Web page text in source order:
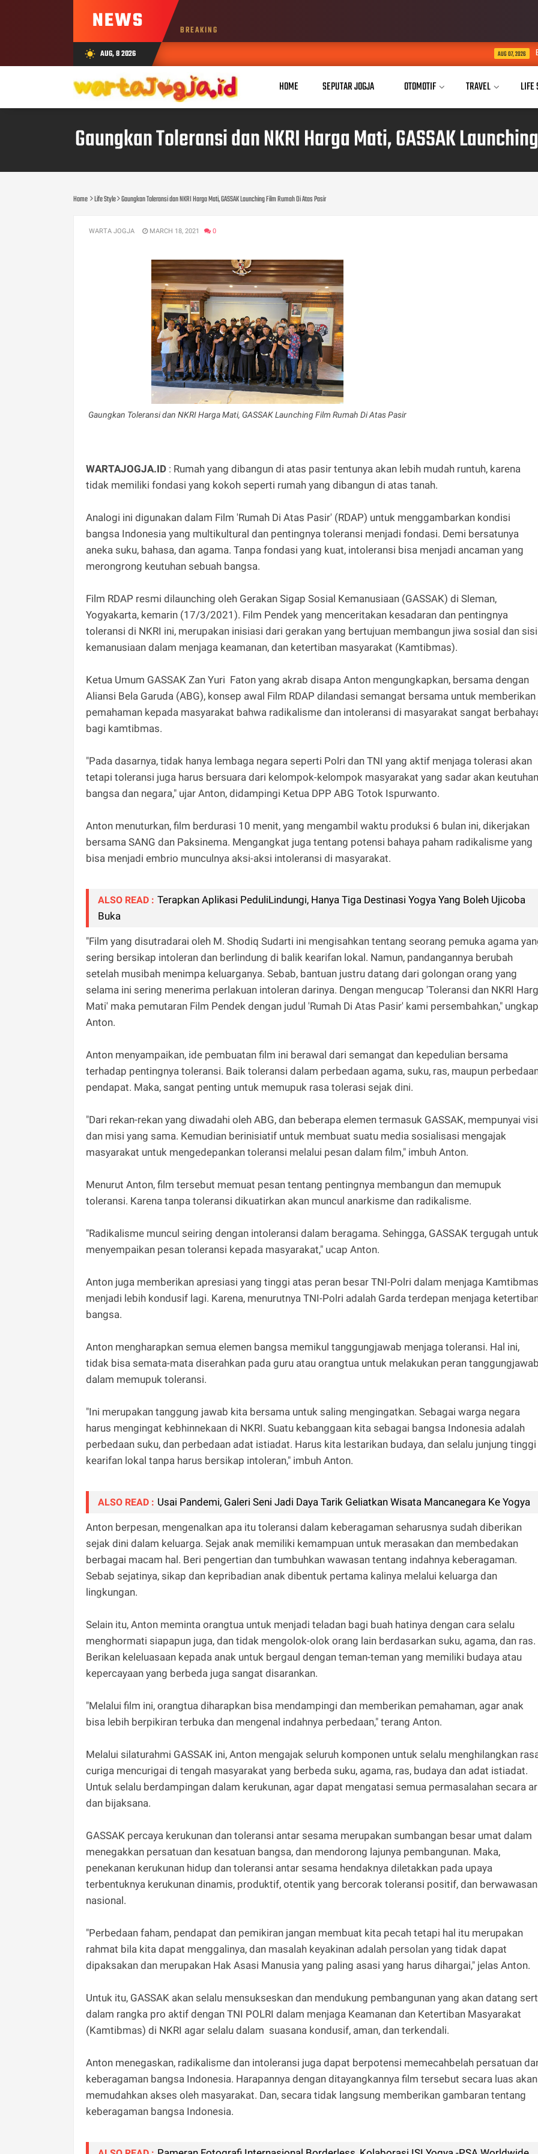
NEWS BREAKING
wb_sunny AUG, 8 2026 Buka Akses
HOME SEPUTAR JOGJA OTOMOTIF TRAVEL LIFE
Gaungkan Toleransi dan NKRI Harga Mati, GASSAK
Home Life Style Gaungkan Toleransi dan NKRI Harga Mati, GASSAK Launching Film Rumah Di Atas Pasir
WARTA JOGJA MARCH 18, 2021 0
Gaungkan Toleransi dan NKRI Harga Mati, GASSAK Launching Film Rumah Di Atas Pasir
WARTAJOGJA.ID : Rumah yang dibangun di atas pasir tentunya akan lebih mudah runtuh, karena
tidak memiliki fondasi yang kokoh seperti rumah yang dibangun di atas tanah.
Analogi ini digunakan dalam Film 'Rumah Di Atas Pasir' (RDAP) untuk menggambarkan kondisi
bangsa Indonesia yang multikultural dan pentingnya toleransi menjadi fondasi. Demi bersatunya
aneka suku, bahasa, dan agama. Tanpa fondasi yang kuat, intoleransi bisa menjadi ancaman yang
merongrong keutuhan sebuah bangsa.
Film RDAP resmi dilaunching oleh Gerakan Sigap Sosial Kemanusiaan (GASSAK) di Sleman,
Yogyakarta, kemarin (17/3/2021). Film Pendek yang menceritakan kesadaran dan pentingnya
toleransi di NKRI ini, merupakan inisiasi dari gerakan yang bertujuan membangun jiwa sosial dan sisi
kemanusiaan dalam menjaga keamanan, dan ketertiban masyarakat (Kamtibmas).
Ketua Umum GASSAK Zan Yuri Faton yang akrab disapa Anton mengungkapkan, bersama dengan
Aliansi Bela Garuda (ABG), konsep awal Film RDAP dilandasi semangat bersama untuk memberikan
pemahaman kepada masyarakat bahwa radikalisme dan intoleransi di masyarakat sangat
bagi kamtibmas.
"Pada dasarnya, tidak hanya lembaga negara seperti Polri dan TNI yang aktif menjaga tolerasi akan
tetapi toleransi juga harus bersuara dari kelompok-kelompok masyarakat yang sadar akan keutuhan
bangsa dan negara," ujar Anton, didampingi Ketua DPP ABG Totok Ispurwanto.
Anton menuturkan, film berdurasi 10 menit, yang mengambil waktu produksi 6 bulan ini, dikerjakan
bersama SANG dan Paksinema. Mengangkat juga tentang potensi bahaya paham radikalisme yang
bisa menjadi embrio munculnya aksi-aksi intoleransi di masyarakat.
ALSO READ : Terapkan Aplikasi PeduliLindungi, Hanya Tiga Destinasi Yogya Yang Boleh Ujicoba
Buka
"Film yang disutradarai oleh M. Shodiq Sudarti ini mengisahkan tentang seorang pemuka agama
sering bersikap intoleran dan berlindung di balik kearifan lokal. Namun, pandangannya berubah
setelah musibah menimpa keluarganya. Sebab, bantuan justru datang dari golongan orang yang
selama ini sering menerima perlakuan intoleran darinya. Dengan mengucap 'Toleransi dan NKRI
Mati' maka pemutaran Film Pendek dengan judul 'Rumah Di Atas Pasir' kami persembahkan," ungkap
Anton.
Anton menyampaikan, ide pembuatan film ini berawal dari semangat dan kepedulian bersama
terhadap pentingnya toleransi. Baik toleransi dalam perbedaan agama, suku, ras, maupun
pendapat. Maka, sangat penting untuk memupuk rasa tolerasi sejak dini.
"Dari rekan-rekan yang diwadahi oleh ABG, dan beberapa elemen termasuk GASSAK, mempunyai visi
dan misi yang sama. Kemudian berinisiatif untuk membuat suatu media sosialisasi mengajak
masyarakat untuk mengedepankan toleransi melalui pesan dalam film," imbuh Anton.
Menurut Anton, film tersebut memuat pesan tentang pentingnya membangun dan memupuk
toleransi. Karena tanpa toleransi dikuatirkan akan muncul anarkisme dan radikalisme.
"Radikalisme muncul seiring dengan intoleransi dalam beragama. Sehingga, GASSAK tergugah untuk
menyempaikan pesan toleransi kepada masyarakat," ucap Anton.
Anton juga memberikan apresiasi yang tinggi atas peran besar TNI-Polri dalam menjaga Kamtibmas
menjadi lebih kondusif lagi. Karena, menurutnya TNI-Polri adalah Garda terdepan menjaga
bangsa.
Anton mengharapkan semua elemen bangsa memikul tanggungjawab menjaga toleransi. Hal ini,
tidak bisa semata-mata diserahkan pada guru atau orangtua untuk melakukan peran
dalam memupuk toleransi.
"Ini merupakan tanggung jawab kita bersama untuk saling mengingatkan. Sebagai warga negara
harus mengingat kebhinnekaan di NKRI. Suatu kebanggaan kita sebagai bangsa Indonesia adalah
perbedaan suku, dan perbedaan adat istiadat. Harus kita lestarikan budaya, dan selalu junjung tinggi
kearifan lokal tanpa harus bersikap intoleran," imbuh Anton.
ALSO READ : Usai Pandemi, Galeri Seni Jadi Daya Tarik Geliatkan Wisata Mancanegara Ke Yogya
Anton berpesan, mengenalkan apa itu toleransi dalam keberagaman seharusnya sudah diberikan
sejak dini dalam keluarga. Sejak anak memiliki kemampuan untuk merasakan dan membedakan
berbagai macam hal. Beri pengertian dan tumbuhkan wawasan tentang indahnya keberagaman.
Sebab sejatinya, sikap dan kepribadian anak dibentuk pertama kalinya melalui keluarga dan
lingkungan.
Selain itu, Anton meminta orangtua untuk menjadi teladan bagi buah hatinya dengan cara selalu
menghormati siapapun juga, dan tidak mengolok-olok orang lain berdasarkan suku, agama, dan ras.
Berikan keleluasaan kepada anak untuk bergaul dengan teman-teman yang memiliki budaya atau
kepercayaan yang berbeda juga sangat disarankan.
"Melalui film ini, orangtua diharapkan bisa mendampingi dan memberikan pemahaman, agar anak
bisa lebih berpikiran terbuka dan mengenal indahnya perbedaan," terang Anton.
Melalui silaturahmi GASSAK ini, Anton mengajak seluruh komponen untuk selalu menghilangkan
curiga mencurigai di tengah masyarakat yang berbeda suku, agama, ras, budaya dan adat istiadat.
Untuk selalu berdampingan dalam kerukunan, agar dapat mengatasi semua permasalahan secara
dan bijaksana.
GASSAK percaya kerukunan dan toleransi antar sesama merupakan sumbangan besar umat dalam
menegakkan persatuan dan kesatuan bangsa, dan mendorong lajunya pembangunan. Maka,
penekanan kerukunan hidup dan toleransi antar sesama hendaknya diletakkan pada upaya
terbentuknya kerukunan dinamis, produktif, otentik yang bercorak toleransi positif, dan berwawasan
nasional.
"Perbedaan faham, pendapat dan pemikiran jangan membuat kita pecah tetapi hal itu merupakan
rahmat bila kita dapat menggalinya, dan masalah keyakinan adalah persolan yang tidak dapat
dipaksakan dan merupakan Hak Asasi Manusia yang paling asasi yang harus dihargai," jelas Anton.
Untuk itu, GASSAK akan selalu mensukseskan dan mendukung pembangunan yang akan datang
dalam rangka pro aktif dengan TNI POLRI dalam menjaga Keamanan dan Ketertiban Masyarakat
(Kamtibmas) di NKRI agar selalu dalam suasana kondusif, aman, dan terkendali.
Anton menegaskan, radikalisme dan intoleransi juga dapat berpotensi memecahbelah persatuan
keberagaman bangsa Indonesia. Harapannya dengan ditayangkannya film tersebut secara luas akan
memudahkan akses oleh masyarakat. Dan, secara tidak langsung memberikan gambaran tentang
keberagaman bangsa Indonesia.